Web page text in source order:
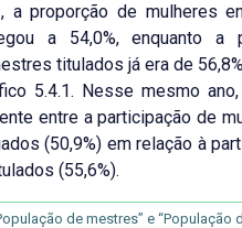
a proporção de mulheres
a 54,0%, enquanto a
titulados já era de
5.4.1. Nesse mesmo
entre a participação de
(50,9%) em relação à
(55,6%).
de mestres” e “População